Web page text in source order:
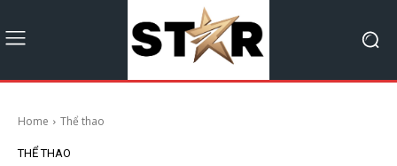
Home Thể thao
THỂ THAO